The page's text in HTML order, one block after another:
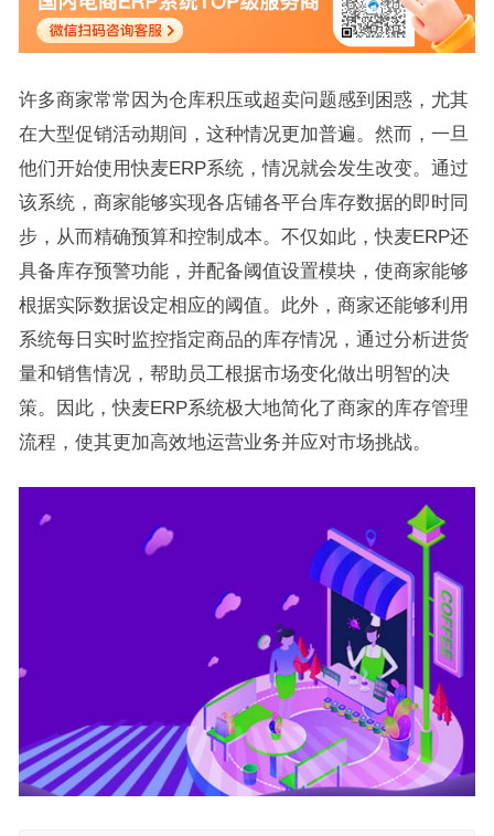
许多商家常常因为仓库积压或超卖问题感到困惑，尤其
在大型促销活动期间，这种情况更加普遍。然而，一旦
他们开始使用快麦ERP系统，情况就会发生改变。通过
该系统，商家能够实现各店铺各平台库存数据的即时同
步，从而精确预算和控制成本。不仅如此，快麦ERP还
具备库存预警功能，并配备阈值设置模块，使商家能够
根据实际数据设定相应的阈值。此外，商家还能够利用
系统每日实时监控指定商品的库存情况，通过分析进货
量和销售情况，帮助员工根据市场变化做出明智的决
策。因此，快麦ERP系统极大地简化了商家的库存管理
流程，使其更加高效地运营业务并应对市场挑战。